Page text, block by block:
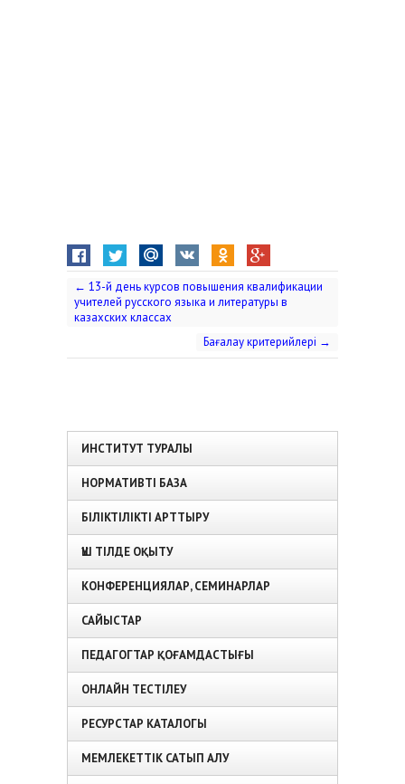
← 13-й день курсов повышения квалификации
учителей русского языка и литературы в
казахских классах
Бағалау критерийлері →
ИНСТИТУТ ТУРАЛЫ
НОРМАТИВТІ БАЗА
БІЛІКТІЛІКТІ АРТТЫРУ
ҮШ ТІЛДЕ ОҚЫТУ
КОНФЕРЕНЦИЯЛАР, СЕМИНАРЛАР
САЙЫСТАР
ПЕДАГОГТАР ҚОҒАМДАСТЫҒЫ
ОНЛАЙН ТЕСТІЛЕУ
РЕСУРСТАР КАТАЛОГЫ
МЕМЛЕКЕТТІК САТЫП АЛУ